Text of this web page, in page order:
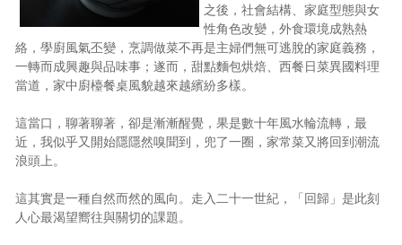
關於Yilan
個人著作
活動實況記錄
媒體報導一覽
合作與代言
之後，社會結構、家庭型態與女
性角色改變，外食環境成熟熱
絡，學廚風氣丕變，烹調做菜不再是主婦們無可逃脫的家庭義務，
一轉而成興趣與品味事；遂而，甜點麵包烘焙、西餐日菜異國料理
當道，家中廚檯餐桌風貌越來越繽紛多樣。
這當口，聊著聊著，卻是漸漸醒覺，果是數十年風水輪流轉，最
近，我似乎又開始隱隱然嗅聞到，兜了一圈，家常菜又將回到潮流
浪頭上。
這其實是一種自然而然的風向。走入二十一世紀，「回歸」是此刻
人心最渴望嚮往與關切的課題。